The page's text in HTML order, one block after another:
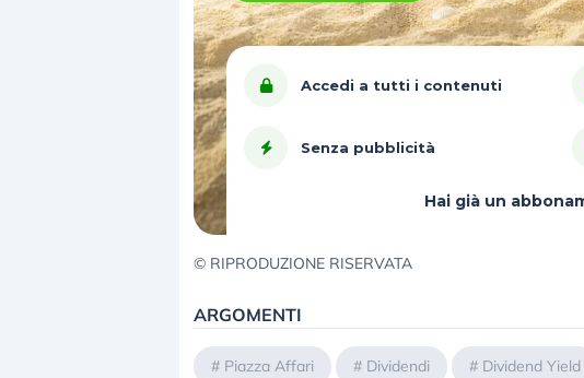
Accedi a tutti i contenuti
Senza pubblicità
Hai già un
© RIPRODUZIONE RISERVATA
ARGOMENTI
# Piazza Affari # Dividendi # Dividend Yield